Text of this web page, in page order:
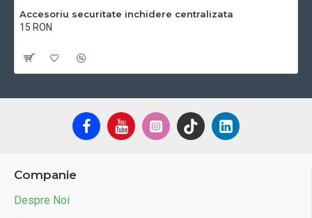
Accesoriu securitate inchidere centralizata
15 RON
Companie
Despre Noi